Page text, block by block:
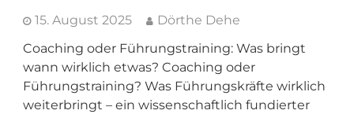
15. August 2025
Dörthe Dehe
Coaching oder Führungstraining: Was bringt
wann wirklich etwas? Coaching oder
Führungstraining? Was Führungskräfte wirklich
weiterbringt – ein wissenschaftlich fundierter